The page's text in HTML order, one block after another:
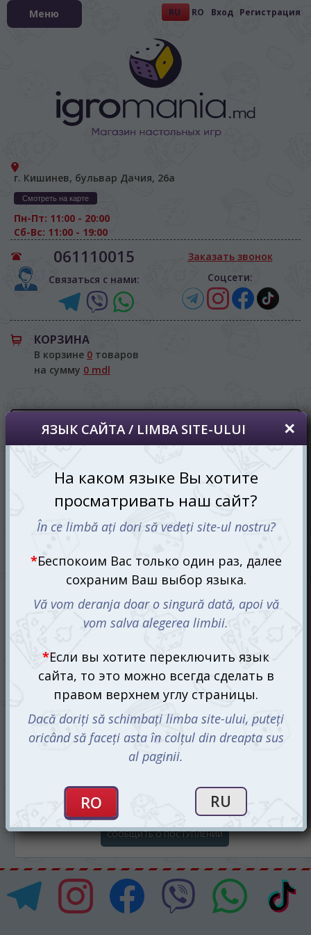
RU RO Вход Регистрация
г. Кишинев, бульвар Дачия, 26а
Смотреть на карте
Пн-Пт: 11:00 - 20:00
Сб-Вс: 11:00 - 19:00
061110015
Связаться с нами:
Заказать звонок
Соцсети:
КОРЗИНА
В корзине 0 товаров
на сумму 0 mdl
Меню
Lelekan
Главная
Coup: Паропанк (Coup: Steampunk)
325 mdl Ожидается
СООБЩИТЬ О ПОСТУПЛЕНИИ
ЯЗЫК САЙТА / LIMBA SITE-ULUI
На каком языке Вы хотите
просматривать наш сайт?
În ce limbă ați dori să vedeți site-ul nostru?
Беспокоим Вас только один раз, далее
vom salva alegerea limbii.
Если вы хотите переключить язык
Dacă doriți să schimbați limba site-ului, puteți
al paginii.
RO RU